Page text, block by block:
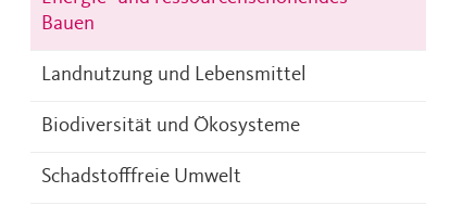
Bauen
Landnutzung und Lebensmittel
Biodiversität und Ökosysteme
Schadstofffreie Umwelt